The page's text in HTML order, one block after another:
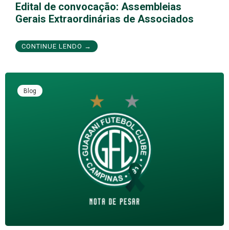
Edital de convocação: Assembleias
Gerais Extraordinárias de Associados
CONTINUE LENDO →
Blog